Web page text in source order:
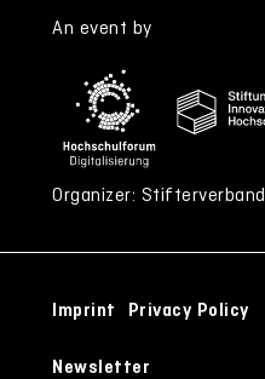
An event by
Organizer: Stifterverband
Imprint Privacy Policy
Newsletter